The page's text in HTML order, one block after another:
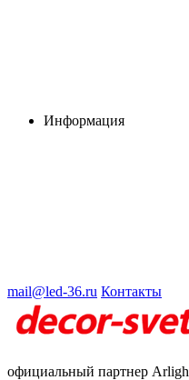
Информация
mail@led-36.ru Контакты
официальный партнер